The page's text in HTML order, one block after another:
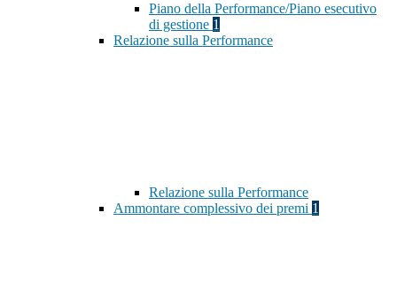
Piano della Performance/Piano esecutivo
di gestione 1
Relazione sulla Performance
Relazione sulla Performance
Ammontare complessivo dei premi 1